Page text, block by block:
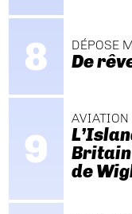
DÉPOSE
De
AVIATION
de